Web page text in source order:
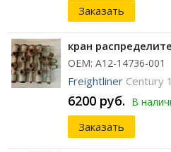
Заказать
кран
ОЕМ: A12-14736-001
Freightliner Century
6200 руб. В
Заказать